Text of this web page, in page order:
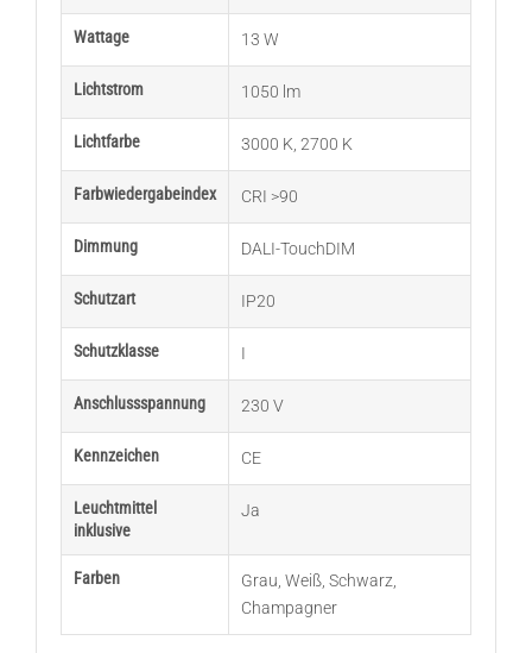
Wattage 13 W
Lichtstrom 1050 lm
Lichtfarbe 3000 K, 2700 K
Farbwiedergabeindex CRI >90
Dimmung DALI-TouchDIM
Schutzart IP20
Schutzklasse I
Anschlussspannung 230 V
Kennzeichen CE
Leuchtmittel
inklusive
Ja
Farben Grau, Weiß, Schwarz,
Champagner